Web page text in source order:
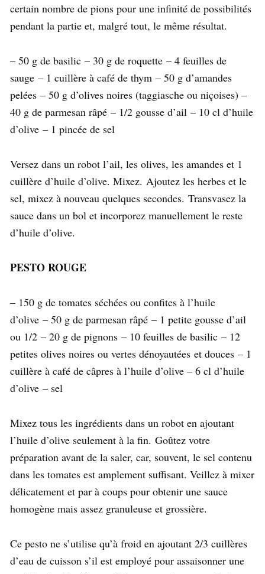
certain nombre de pions pour une infinité de possibilités
pendant la partie et, malgré tout, le même résultat.
– 50 g de basilic – 30 g de roquette – 4 feuilles de
sauge – 1 cuillère à café de thym – 50 g d’amandes
pelées – 50 g d’olives noires (taggiasche ou niçoises) –
40 g de parmesan râpé – 1/2 gousse d’ail – 10 cl d’huile
d’olive – 1 pincée de sel
Versez dans un robot l’ail, les olives, les amandes et 1
cuillère d’huile d’olive. Mixez. Ajoutez les herbes et le
sel, mixez à nouveau quelques secondes. Transvasez la
sauce dans un bol et incorporez manuellement le reste
d’huile d’olive.
PESTO ROUGE
– 150 g de tomates séchées ou confites à l’huile
d’olive – 50 g de parmesan râpé – 1 petite gousse d’ail
ou 1/2 – 20 g de pignons – 10 feuilles de basilic – 12
petites olives noires ou vertes dénoyautées et douces – 1
cuillère à café de câpres à l’huile d’olive – 6 cl d’huile
d’olive – sel
Mixez tous les ingrédients dans un robot en ajoutant
l’huile d’olive seulement à la fin. Goûtez votre
préparation avant de la saler, car, souvent, le sel contenu
dans les tomates est amplement suffisant. Veillez à mixer
délicatement et par à coups pour obtenir une sauce
homogène mais assez granuleuse et grossière.
Ce pesto ne s’utilise qu’à froid en ajoutant 2/3 cuillères
d’eau de cuisson s’il est employé pour assaisonner une